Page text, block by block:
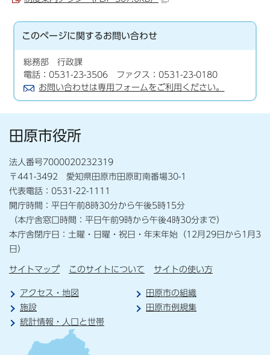
このページに関するお問い合わせ
総務部 行政課
電話：0531-23-3506 ファクス：0531-23-0180
お問い合わせは専用フォームをご利用ください。
田原市役所
法人番号7000020232319
〒441-3492 愛知県田原市田原町南番場30-1
代表電話：0531-22-1111
開庁時間：平日午前8時30分から午後5時15分
（本庁舎窓口時間：平日午前9時から午後4時30分まで）
本庁舎閉庁日：土曜・日曜・祝日・年末年始（12月29日から1月3
日）
サイトマップ このサイトについて サイトの使い方
アクセス・地図
田原市の組織
施設
田原市例規集
統計情報・人口と世帯